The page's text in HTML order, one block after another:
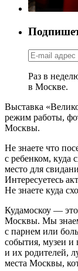
Раз в
в Москве.
Выставка
режим работы,
Москвы.
Не знаете что
с ребенком, куда
место для
Интересуетесь
Не знаете куда
Кудамоскоу —
Москвы. Мы
с парнем или
события, музеи
и их родителей,
места Москвы,